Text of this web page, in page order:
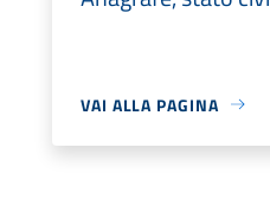
VAI ALLA PAGINA